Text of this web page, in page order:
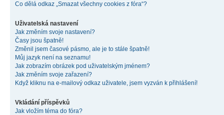
Co dělá odkaz „Smazat všechny cookies z fóra“?
Uživatelská nastavení
Jak změním svoje nastavení?
Časy jsou špatně!
Změnil jsem časové pásmo, ale je to stále špatně!
Můj jazyk není na seznamu!
Jak zobrazím obrázek pod uživatelským jménem?
Jak změním svoje zařazení?
Když kliknu na e-mailový odkaz uživatele, jsem vyzván k přihlášení!
Vkládání příspěvků
Jak vložím téma do fóra?